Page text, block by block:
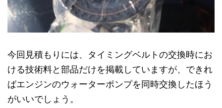
今回見積もりには、タイミングベルトの交換時にお
ける技術料と部品だけを掲載していますが、できれ
ばエンジンのウォーターポンプを同時交換したほう
がいいでしょう。